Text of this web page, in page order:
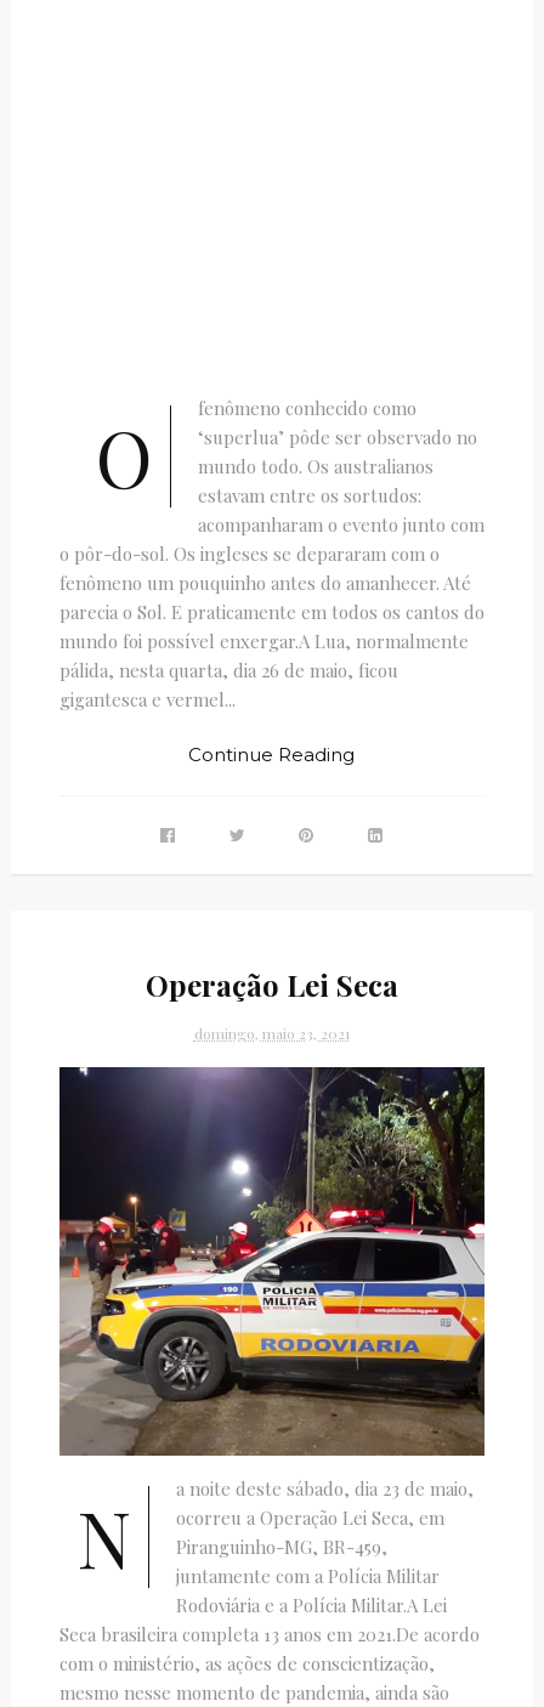
O
fenômeno conhecido como
‘superlua’ pôde ser observado no
mundo todo. Os australianos
estavam entre os sortudos:
acompanharam o evento junto com
o pôr-do-sol. Os ingleses se depararam com o
fenômeno um pouquinho antes do amanhecer. Até
parecia o Sol. E praticamente em todos os cantos do
mundo foi possível enxergar.A Lua, normalmente
pálida, nesta quarta, dia 26 de maio, ficou
gigantesca e vermel...
Continue Reading
Operação Lei Seca
domingo, maio 23, 2021
N
a noite deste sábado, dia 23 de maio,
ocorreu a Operação Lei Seca, em
Piranguinho-MG, BR-459,
juntamente com a Polícia Militar
Rodoviária e a Polícia Militar.A Lei
Seca brasileira completa 13 anos em 2021.De acordo
com o ministério, as ações de conscientização,
mesmo nesse momento de pandemia, ainda são